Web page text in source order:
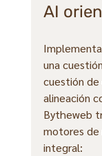
AI
una
cuestión
alineación
Bytheweb
motores de
integral: